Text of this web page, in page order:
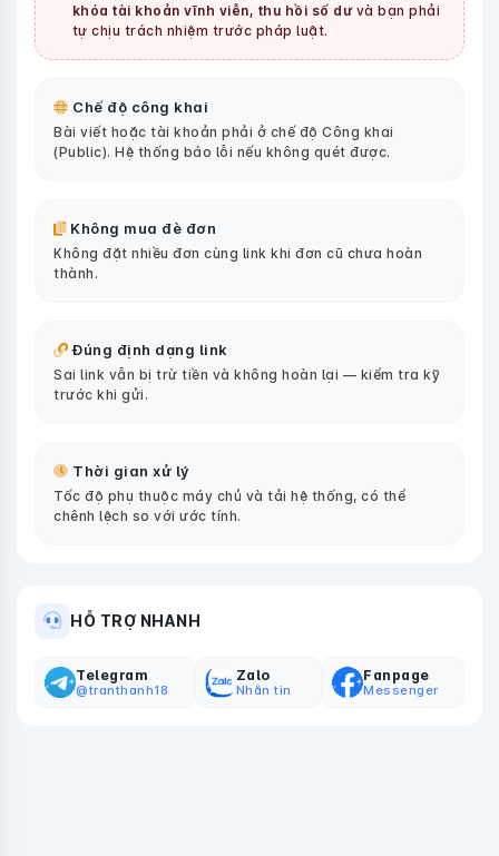
khóa tài khoản vĩnh viễn, thu hồi số dưvà bạn phải
tự chịu trách nhiệm trước pháp luật.
Chế độ công khai
Bài viết hoặc tài khoản phải ở chế độ Công khai
(Public). Hệ thống báo lỗi nếu không quét được.
Không mua đè đơn
Không đặt nhiều đơn cùng link khi đơn cũ chưa hoàn
thành.
Đúng định dạng link
Sai link vẫn bị trừ tiền và không hoàn lại — kiểm tra kỹ
trước khi gửi.
Thời gian xử lý
Tốc độ phụ thuộc máy chủ và tải hệ thống, có thể
chênh lệch so với ước tính.
HỖ TRỢ NHANH
Telegram
@tranthanh18
Zalo
Nhắn tin
Fanpage
Messenger